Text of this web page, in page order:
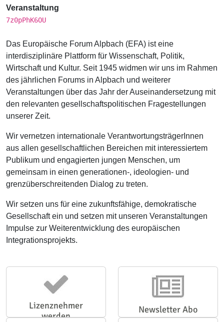
Veranstaltung
7z0pPhK6OU
Das Europäische Forum Alpbach (EFA) ist eine
interdisziplinäre Plattform für Wissenschaft, Politik,
Wirtschaft und Kultur. Seit 1945 widmen wir uns im Rahmen
des jährlichen Forums in Alpbach und weiterer
Veranstaltungen über das Jahr der Auseinandersetzung mit
den relevanten gesellschaftspolitischen Fragestellungen
unserer Zeit.
Wir vernetzen internationale VerantwortungsträgerInnen
aus allen gesellschaftlichen Bereichen mit interessiertem
Publikum und engagierten jungen Menschen, um
gemeinsam in einen generationen-, ideologien- und
grenzüberschreitenden Dialog zu treten.
Wir setzen uns für eine zukunftsfähige, demokratische
Gesellschaft ein und setzen mit unseren Veranstaltungen
Impulse zur Weiterentwicklung des europäischen
Integrationsprojekts.
Lizenznehmer
werden
Newsletter Abo